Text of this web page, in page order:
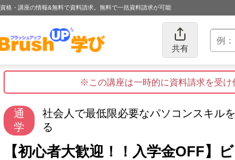
資格・講座の情報&無料で資料請求。無料で一括資料請求が可能
共有
※この講座は一時的に資料請求を受
通
学
社会人で最低限必要なパソコンスキル
る
【初心者大歓迎！！入学金OFF】